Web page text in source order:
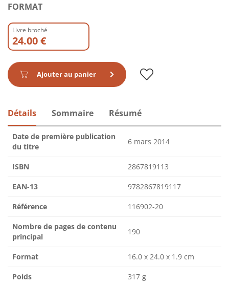
FORMAT
Livre broché
24.00 €
Ajouter au panier
Détails Sommaire Résumé
Date de première publication
du titre
6 mars 2014
ISBN 2867819113
EAN-13 9782867819117
Référence 116902-20
Nombre de pages de contenu
principal
190
Format 16.0 x 24.0 x 1.9 cm
Poids 317 g